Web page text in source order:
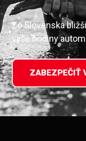
Zo Slovenska
vyše hodiny
ZABEZPEČIŤ